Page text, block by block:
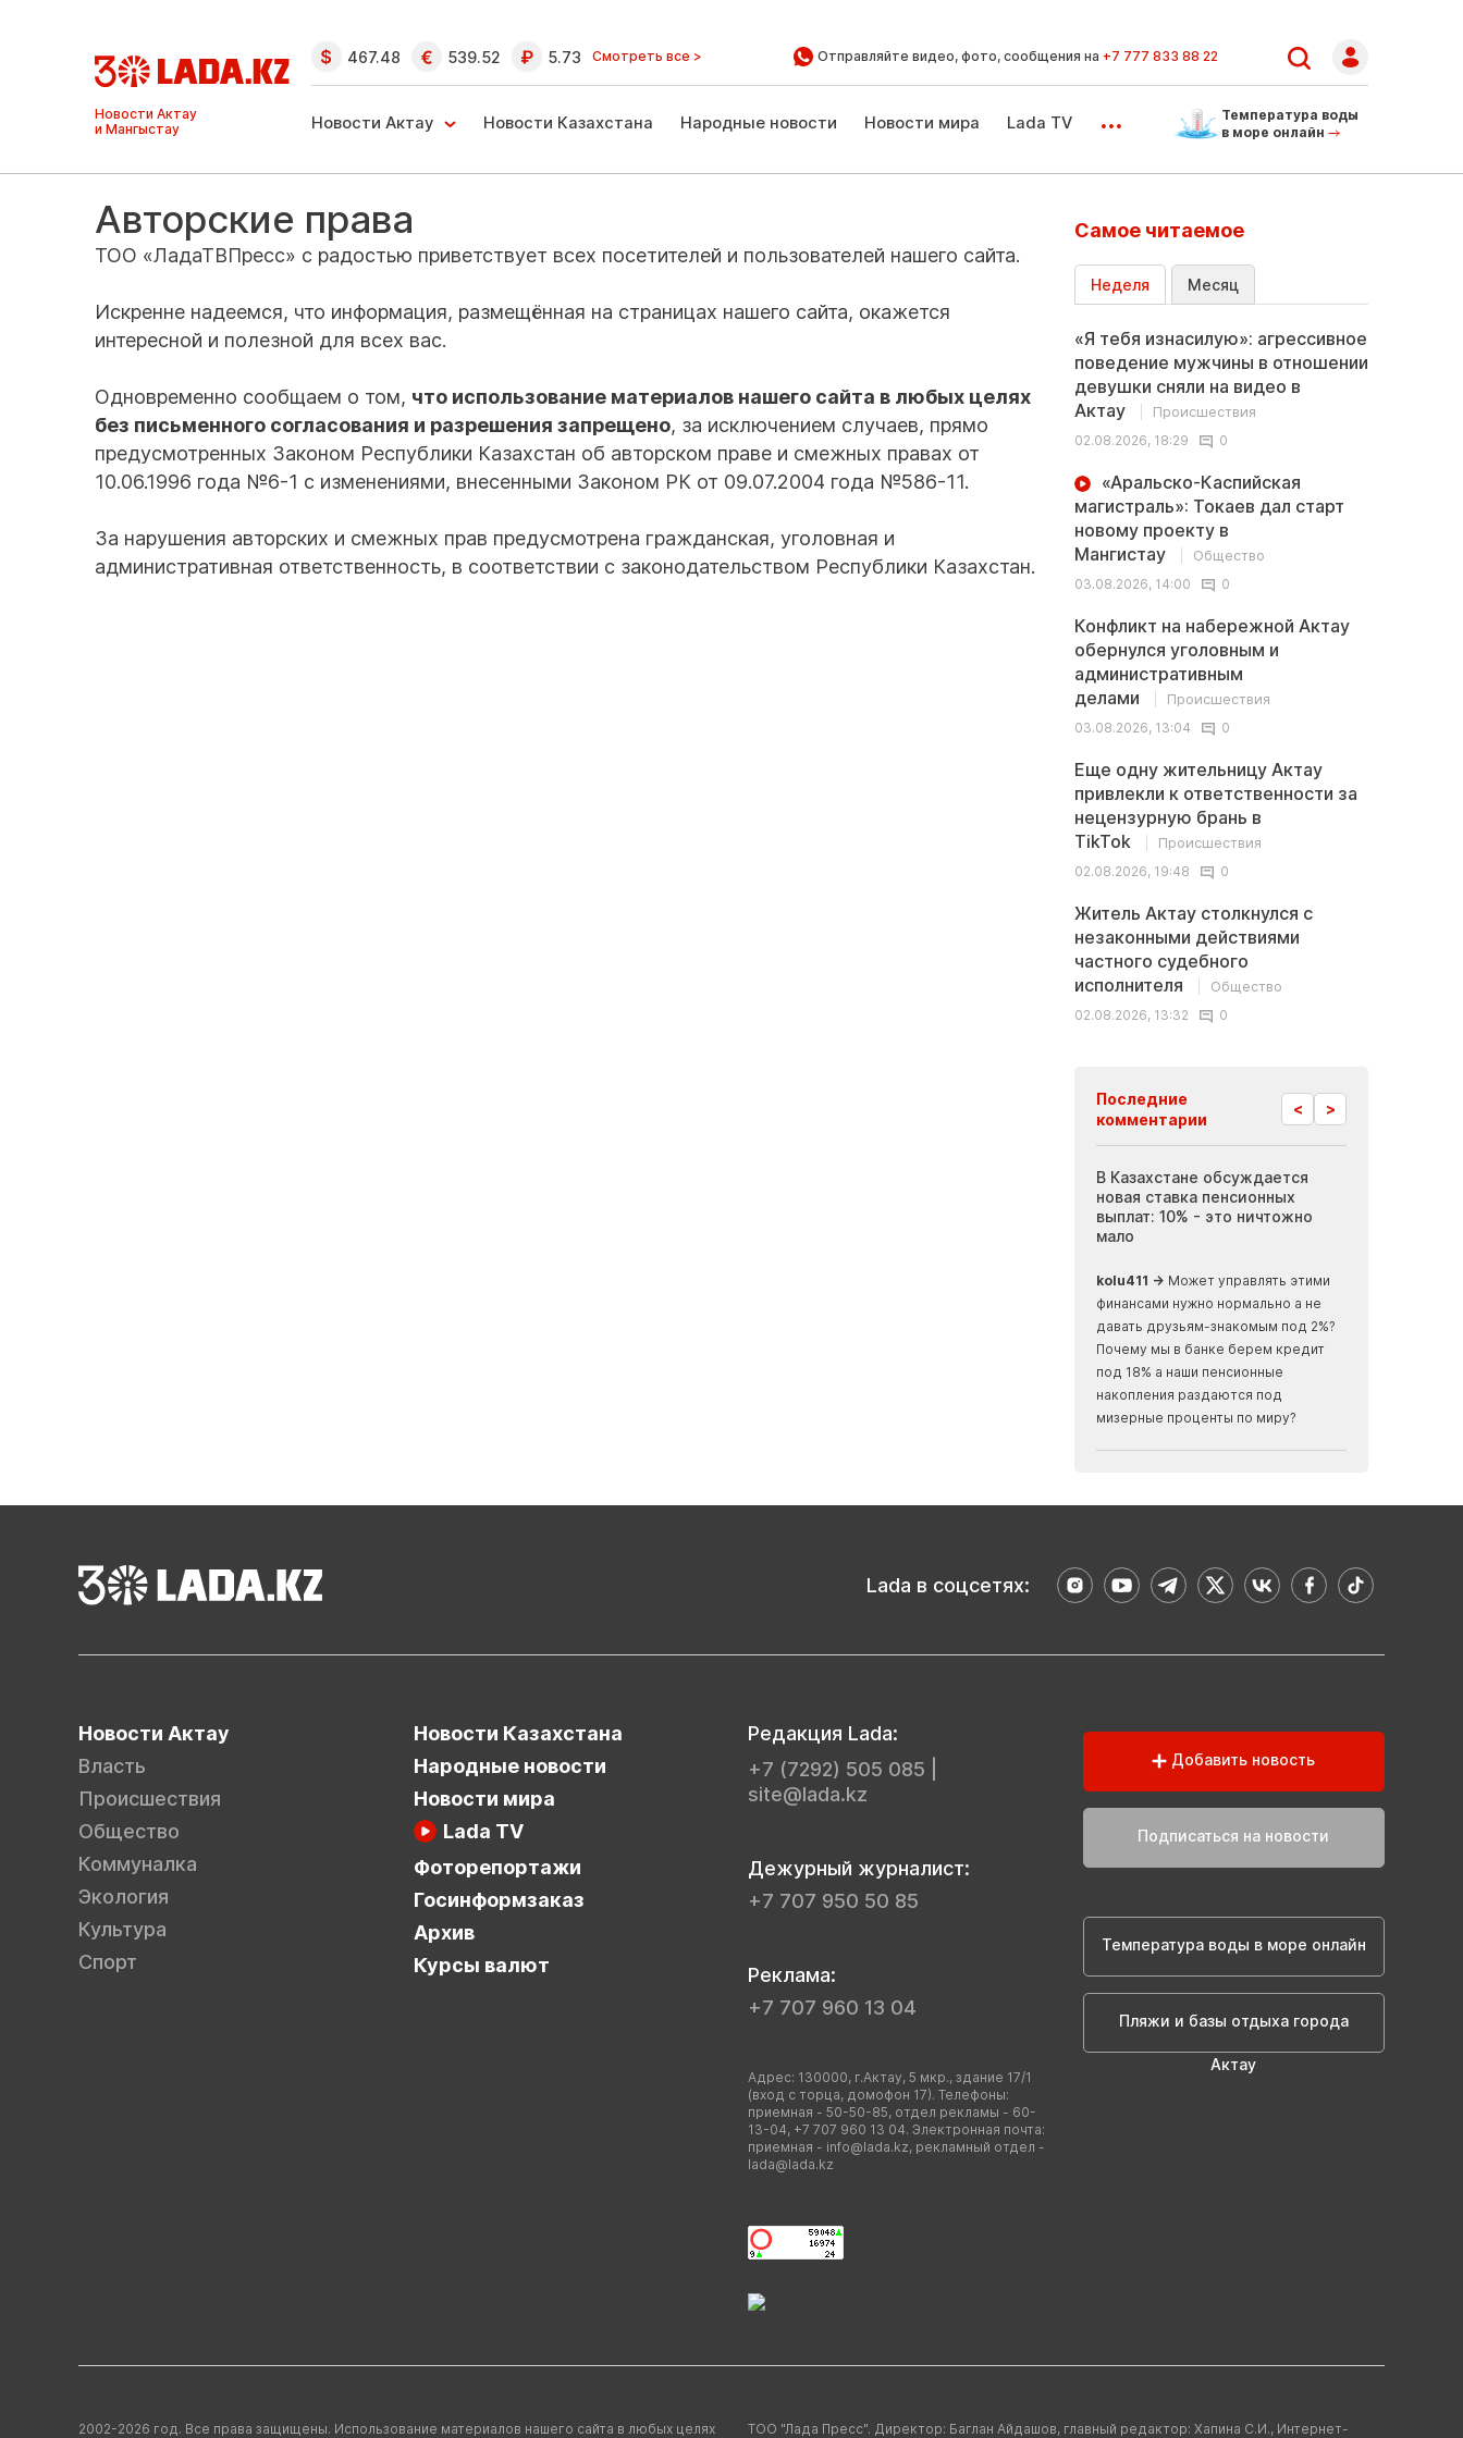
Новости Актау
и Мангыстау
467.48 539.52 5.73 Смотреть все > Отправляйте видео, фото, сообщения на +7 777 833 88 22
Новости Актау Новости Казахстана Народные новости Новости мира Lada TV ...
Температура воды
в море онлайн
Авторские права
ТОО «ЛадаТВПресс» с радостью приветствует всех посетителей и пользователей нашего сайта.
Искренне надеемся, что информация, размещённая на страницах нашего сайта, окажется
интересной и полезной для всех вас.
Одновременно сообщаем о том, что использование материалов нашего сайта в любых целях
без письменного согласования и разрешения запрещено, за исключением случаев, прямо
предусмотренных Законом Республики Казахстан об авторском праве и смежных правах от
10.06.1996 года №6-1 с изменениями, внесенными Законом РК от 09.07.2004 года №586-11.
За нарушения авторских и смежных прав предусмотрена гражданская, уголовная и
административная ответственность, в соответствии с законодательством Республики Казахстан.
Самое читаемое
Неделя Месяц
«Я тебя изнасилую»: агрессивное
поведение мужчины в отношении
девушки сняли на видео в
Актау
Происшествия
02.08.2026, 18:29
0
«Аральско-Каспийская
магистраль»: Токаев дал старт
новому проекту в
Мангистау
Общество
03.08.2026, 14:00
0
Конфликт на набережной Актау
обернулся уголовным и
административным
делами
Происшествия
03.08.2026, 13:04
0
Еще одну жительницу Актау
привлекли к ответственности за
нецензурную брань в
TikTok
Происшествия
02.08.2026, 19:48
0
Житель Актау столкнулся с
незаконными действиями
частного судебного
исполнителя
Общество
02.08.2026, 13:32
0
Последние
комментарии
< >
В Казахстане обсуждается
новая ставка пенсионных
выплат: 10% - это ничтожно
мало
kolu411 → Может управлять этими
финансами нужно нормально а не
давать друзьям-знакомым под 2%?
Почему мы в банке берем кредит
под 18% а наши пенсионные
накопления раздаются под
мизерные проценты по миру?
Lada в соцсетях:
Новости Актау
Власть
Происшествия
Общество
Коммуналка
Экология
Культура
Спорт
Новости Казахстана
Народные новости
Новости мира
Lada TV
Фоторепортажи
Госинформзаказ
Архив
Курсы валют
Редакция Lada:
+7 (7292) 505 085
site@lada.kz
Дежурный журналист:
+7 707 950 50 85
Реклама:
+7 707 960 13 04
Адрес: 130000, г.Актау, 5 мкр., здание 17/1
(вход с торца, домофон 17). Телефоны:
приемная - 50-50-85, отдел рекламы - 60-
13-04, +7 707 960 13 04. Электронная почта:
приемная - info@lada.kz, рекламный отдел -
lada@lada.kz
Добавить новость
Подписаться на новости
Температура воды в море онлайн
Пляжи и базы отдыха города
Актау
2002-2026 год. Все права защищены. Использование материалов нашего сайта в любых целях
ТОО "Лада Пресс". Директор: Баглан Айдашов, главный редактор: Хапина С.И., Интернет-